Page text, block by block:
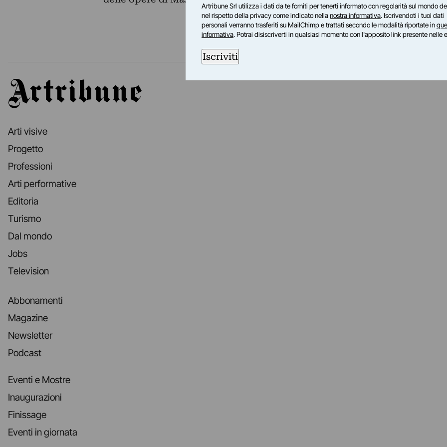
Artribune
Arti visive
Progetto
Professioni
Arti performative
Editoria
Turismo
Dal mondo
Jobs
Television
Abbonamenti
Magazine
Newsletter
Podcast
Eventi e Mostre
Inaugurazioni
Finissage
Eventi in giornata
Artribune Srl utilizza i dati da te forniti per tenerti informato con regolarità sul mondo
nel rispetto della privacy come indicato nellanostra informativa. Iscrivendoti i tuoi dati
personali verranno trasferiti su MailChimp e trattati secondo le modalità riportate in
informativa. Potrai disiscriverti in qualsiasi momento con l'apposito link presente nelle
Iscriviti